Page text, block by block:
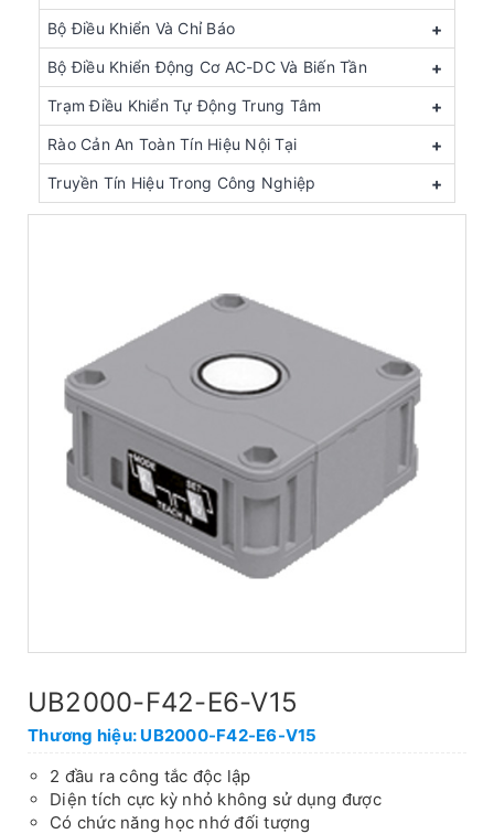
Bộ Điều Khiển Và Chỉ Báo +
Bộ Điều Khiển Động Cơ AC-DC Và Biến Tần +
Trạm Điều Khiển Tự Động Trung Tâm +
Rào Cản An Toàn Tín Hiệu Nội Tại +
Truyền Tín Hiệu Trong Công Nghiệp +
UB2000-F42-E6-V15
Thương hiệu: UB2000-F42-E6-V15
2 đầu ra công tắc độc lập
Diện tích cực kỳ nhỏ không sử dụng được
Có chức năng học nhớ đối tượng